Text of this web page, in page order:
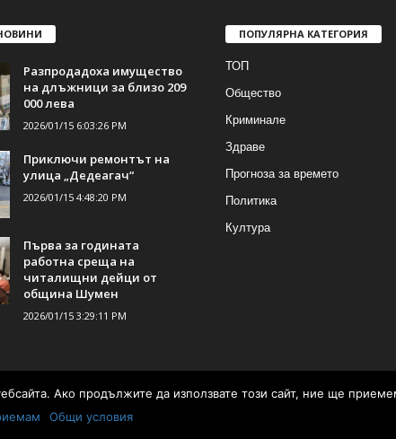
Разпродадоха имущество
на длъжници за близо 209
000 лева
2026/01/15 6:03:26 PM
Приключи ремонтът на
улица „Дедеагач“
2026/01/15 4:48:20 PM
Първа за годината
работна среща на
читалищни дейци от
община Шумен
2026/01/15 3:29:11 PM
ПОПУЛЯРНА КАТЕГОРИЯ
ТОП
Общество
Криминале
Здраве
Прогноза за времето
Политика
Култура
Ако продължите да използвате този сайт, ние ще
Общи условия